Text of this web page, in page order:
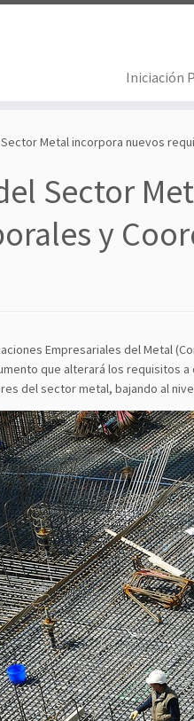
Iniciación
Metal incorpora nuevos
Sector
y
Empresariales del Metal
que alterará los
del sector metal, bajando al